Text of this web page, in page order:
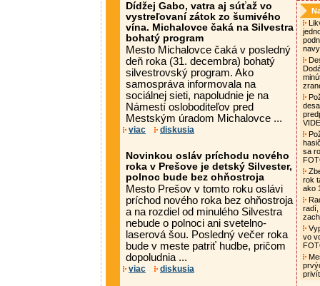
Dídžej Gabo, vatra aj súťaž vo
vystreľovaní zátok zo šumivého
vína. Michalovce čaká na Silvestra
bohatý program
Mesto Michalovce čaká v posledný
deň roka (31. decembra) bohatý
silvestrovský program. Ako
samospráva informovala na
sociálnej sieti, napoludnie je na
Námestí osloboditeľov pred
Mestským úradom Michalovce ...
viac diskusia
Novinkou osláv príchodu nového
roka v Prešove je detský Silvester,
polnoc bude bez ohňostroja
Mesto Prešov v tomto roku oslávi
príchod nového roka bez ohňostroja
a na rozdiel od minulého Silvestra
nebude o polnoci ani svetelno-
laserová šou. Posledný večer roka
bude v meste patriť hudbe, pričom
dopoludnia ...
viac diskusia
sa
rok
ako
radí,
vo